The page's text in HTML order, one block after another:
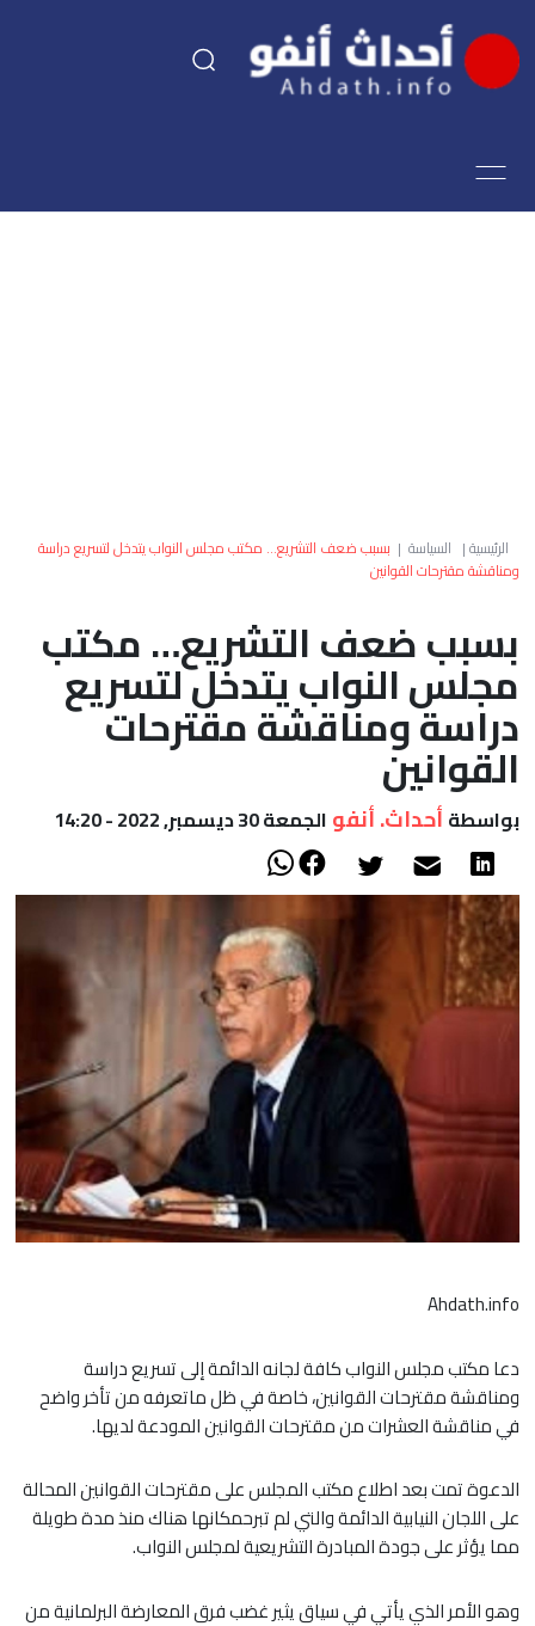
اقتصاد
العالم
الصحراء
الرئيسية| السياسة | بسبب ضعف التشريع… مكتب مجلس النواب يتدخل لتسريع دراسة
ومناقشة مقترحات القوانين
بسبب ضعف التشريع… مكتب
مجلس النواب يتدخل لتسريع
دراسة ومناقشة مقترحات
القوانين
بواسطة أحداث. أنفو الجمعة 30 ديسمبر, 2022 - 14:20
Ahdath.info
دعا مكتب مجلس النواب كافة لجانه الدائمة إلى تسريع دراسة
ومناقشة مقترحات القوانين، خاصة في ظل ماتعرفه من تأخر واضح
في مناقشة العشرات من مقترحات القوانين المودعة لديها.
الدعوة تمت بعد اطلاع مكتب المجلس على مقترحات القوانين المحالة
على اللجان النيابية الدائمة والتي لم تبرحمكانها هناك منذ مدة طويلة
مما يؤثر على جودة المبادرة التشريعية لمجلس النواب.
وهو الأمر الذي يأتي في سياق يثير غضب فرق المعارضة البرلمانية من